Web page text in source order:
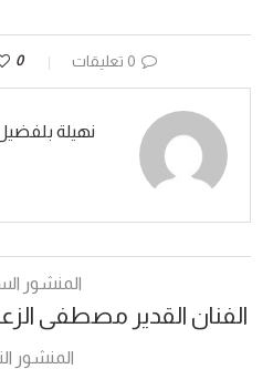
0 تعليقات 0
نهيلة
المنشور
الفنان القدير مصطفى
المنشور